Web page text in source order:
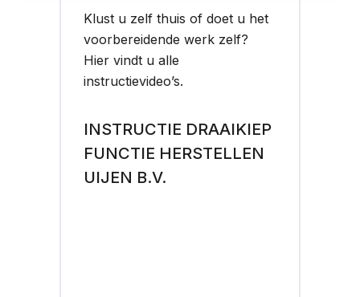
Klust u zelf thuis of doet u het
voorbereidende werk zelf?
Hier vindt u alle
instructievideo’s.
INSTRUCTIE DRAAIKIEP
FUNCTIE HERSTELLEN
UIJEN B.V.